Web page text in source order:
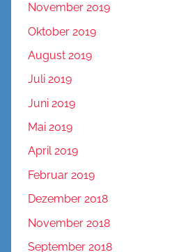
November 2019
Oktober 2019
August 2019
Juli 2019
Juni 2019
Mai 2019
April 2019
Februar 2019
Dezember 2018
November 2018
September 2018